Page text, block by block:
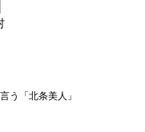
う「北条美人」